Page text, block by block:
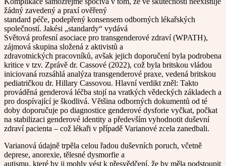
žádný zavedený a praxí ověřený
standard péče, podepřený konsensem odborných lékařských
společností. Jakési „standardy“ vydává
Světová profesní asociace pro transgenderové zdraví (WPATH),
zájmová skupina složená z aktivistů a
zdravotnických pracovníků, avšak jejich doporučení byla podrobena
kritice v tzv. Zprávě dr. Cassové (2022), což byla britskou vládou
iniciovaná rozsáhlá analýza transgenderové praxe, vedená britskou
pediatričkou dr. Hillary Cassovou. Hlavní verdikt zněl: Takto
prováděná genderová léčba stojí na vratkých vědeckých základech a
pro dospívající je škodlivá. Většina odborných dokumentů od té
doby doporučuje po diagnostice genderové dysforie vyčkat, počkat
na stabilizaci genderové identity a především vyhodnotit duševní
zdraví pacienta – což lékaři v případě Varianové zcela zanedbali.
Varianová údajně trpěla celou řadou duševních poruch, včetně
deprese, anorexie, tělesné dysmorfie a
autismu, které by ji mohly vést k přesvědčení, že by měla podstoupit